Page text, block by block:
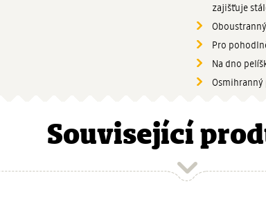
zajišťuje
Pro
Na dno
Osmihranný
Související